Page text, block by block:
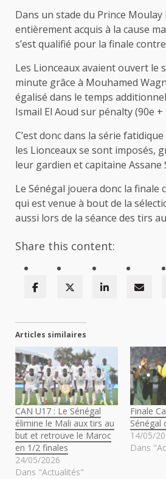
Dans un stade du Prince Moulay
entièrement acquis à la cause
s’est qualifié pour la finale
Les Lionceaux avaient ouvert le
minute grâce à Mouhamed
égalisé dans le temps
Ismail El Aoud sur pénalty (90e +
C’est donc dans la série
les Lionceaux se sont imposés,
leur gardien et capitaine Assane
Le Sénégal jouera donc la finale
qui est venue à bout de la
aussi lors de la séance des tirs
Share this content:
Articles similaires
CAN U17 : Le Sénégal
élimine le Mali aux tirs au
but et retrouve le Maroc
en 1/2 finales
24/05/2026
Dans "Actualités"
Finale
Sénégal
14/05/
Dans